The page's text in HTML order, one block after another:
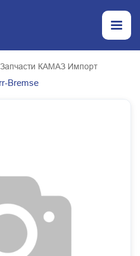
Запчасти КАМАЗ Импорт
Bremse